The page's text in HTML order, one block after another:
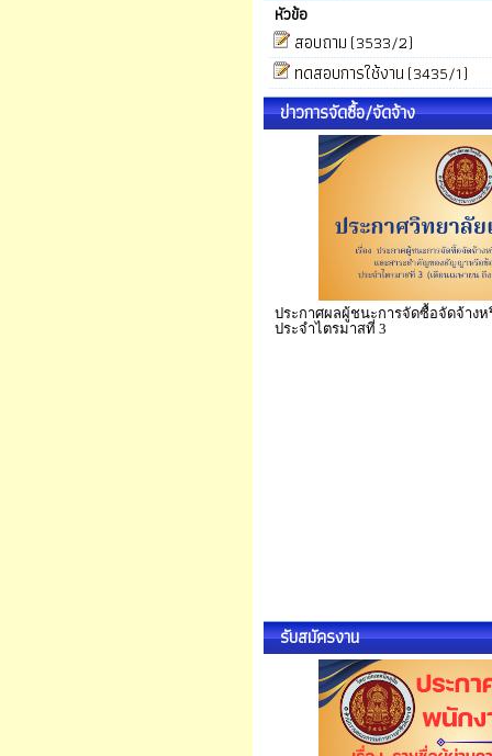
หัวข้อ
สอบถาม (3533/2)
ทดสอบการใช้งาน (3435/1)
ข่าวการจัดซื้อ/จัดจ้าง
ประกาศผลผู้ชนะการจัดซื้อจัดจ้างห
ประจำไตรมาสที่ 3
รับสมัครงาน